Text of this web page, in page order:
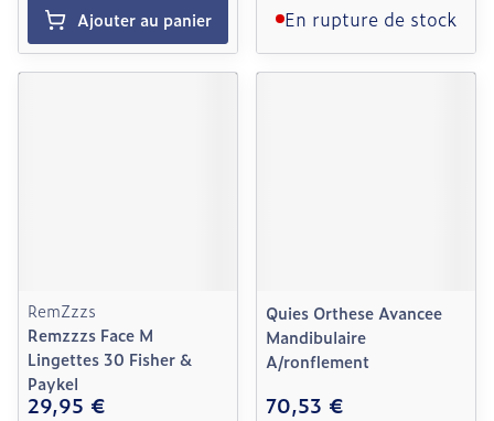
Ajouter au panier En rupture de stock
RemZzzs
Remzzzs Face M
Lingettes 30 Fisher &
Paykel
29,95 €
Quies Orthese Avancee
Mandibulaire
A/ronflement
70,53 €